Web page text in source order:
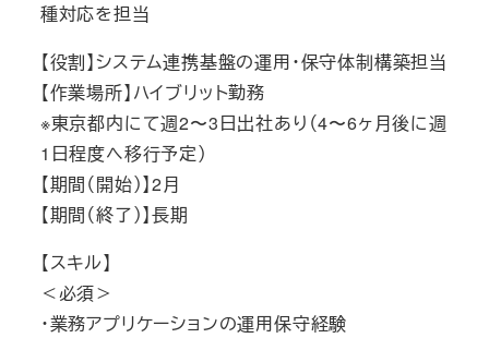
種対応を担当
【役割】システム連携基盤の運用・保守体制構築担当
【作業場所】ハイブリット勤務
※東京都内にて週2〜3日出社あり（4〜6ヶ月後に週
1日程度へ移行予定）
【期間（開始）】2月
【期間（終了）】長期
【スキル】
＜必須＞
・業務アプリケーションの運用保守経験